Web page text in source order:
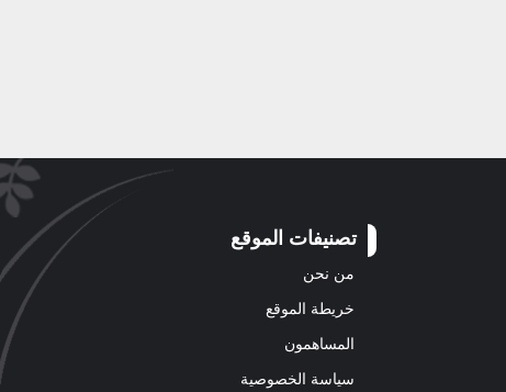
تصنيفات الموقع
من نحن
خريطة الموقع
المساهمون
سياسة الخصوصية